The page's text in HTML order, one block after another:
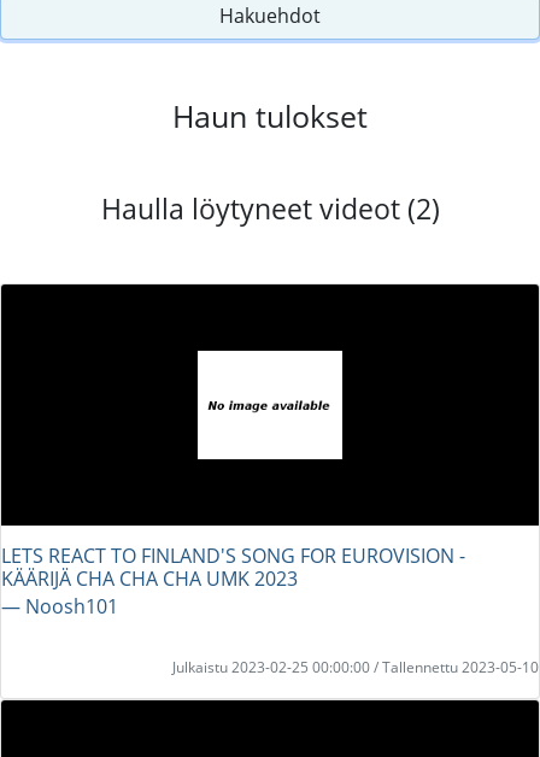
Hakuehdot
Haun tulokset
Haulla löytyneet videot (2)
LETS REACT TO FINLAND'S SONG FOR EUROVISION -
KÄÄRIJÄ CHA CHA CHA UMK 2023
― Noosh101
Julkaistu 2023-02-25 00:00:00 / Tallennettu 2023-05-10